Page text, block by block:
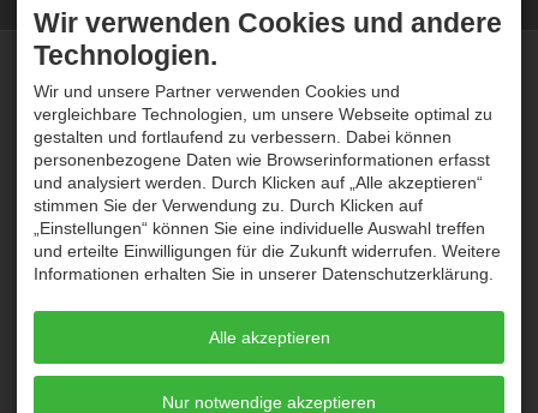
KONTAKT
Tramino
Peter Traskalik
Weststrasse 30
87561 Oberstdorf
DEUTSCHLAND
Tel.+49 8322 300 96 80
service@tramino.de
Tramino wurde im Oktober
2008 von Peter Traskalik
gegründet. Unser System
wird bei Hunderten von
Kunden erfolgreich
eingesetzt und von unserem
einheimischen Team stetig
weiterentwickelt und betreut.
SUPPORT
Haben Sie ein Konto und
System? Kontaktieren Sie
ÖFFNUNGSZEITEN
Mo - Do 09:00-12:00 und
Sa, So
geschlossen
Termine nur nach vorheriger
Vereinbarung.
Wir verwenden Cookies und andere
Technologien.
Wir und unsere Partner verwenden Cookies und
vergleichbare Technologien, um unsere Webseite optimal zu
gestalten und fortlaufend zu verbessern. Dabei können
personenbezogene Daten wie Browserinformationen erfasst
und analysiert werden. Durch Klicken auf „Alle akzeptieren“
stimmen Sie der Verwendung zu. Durch Klicken auf
„Einstellungen“ können Sie eine individuelle Auswahl treffen
und erteilte Einwilligungen für die Zukunft widerrufen. Weitere
Informationen erhalten Sie in unserer Datenschutzerklärung.
Alle akzeptieren
Nur notwendige akzeptieren